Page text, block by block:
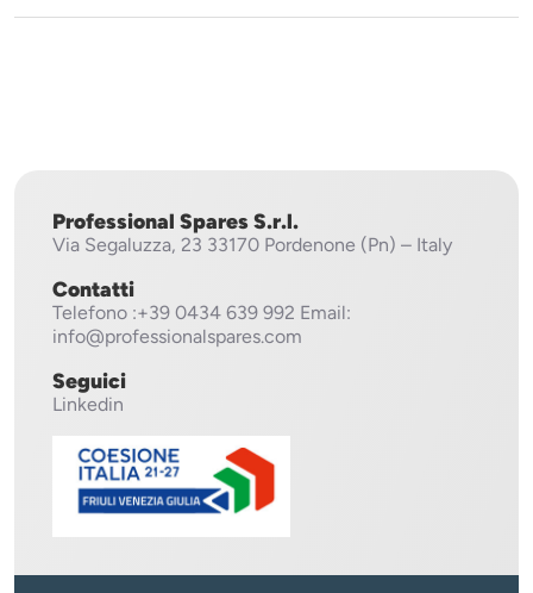
Professional Spares S.r.l.
Via Segaluzza, 23 33170 Pordenone (Pn) – Italy
Contatti
Telefono :+39 0434 639 992 Email:
info@professionalspares.com
Seguici
Linkedin